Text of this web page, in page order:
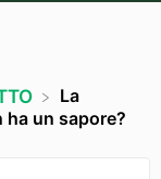
La
ha un sapore?